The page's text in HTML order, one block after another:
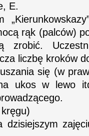
E.
rąk (palców)
zrobić.
liczbę kroków
się (w
ukos w lewo